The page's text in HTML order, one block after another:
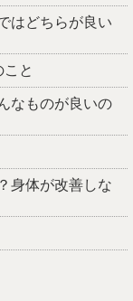
なものが良いの
身体が改善しな